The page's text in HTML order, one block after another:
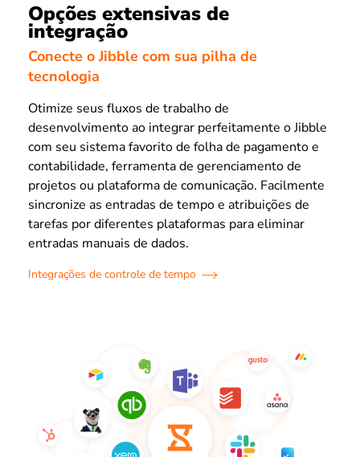
Opções extensivas de
integração
Conecte o Jibble com sua pilha de
tecnologia
Otimize seus fluxos de trabalho de
desenvolvimento ao integrar perfeitamente o Jibble
com seu sistema favorito de folha de pagamento e
contabilidade, ferramenta de gerenciamento de
projetos ou plataforma de comunicação. Facilmente
sincronize as entradas de tempo e atribuições de
tarefas por diferentes plataformas para eliminar
entradas manuais de dados.
Integrações de controle de tempo